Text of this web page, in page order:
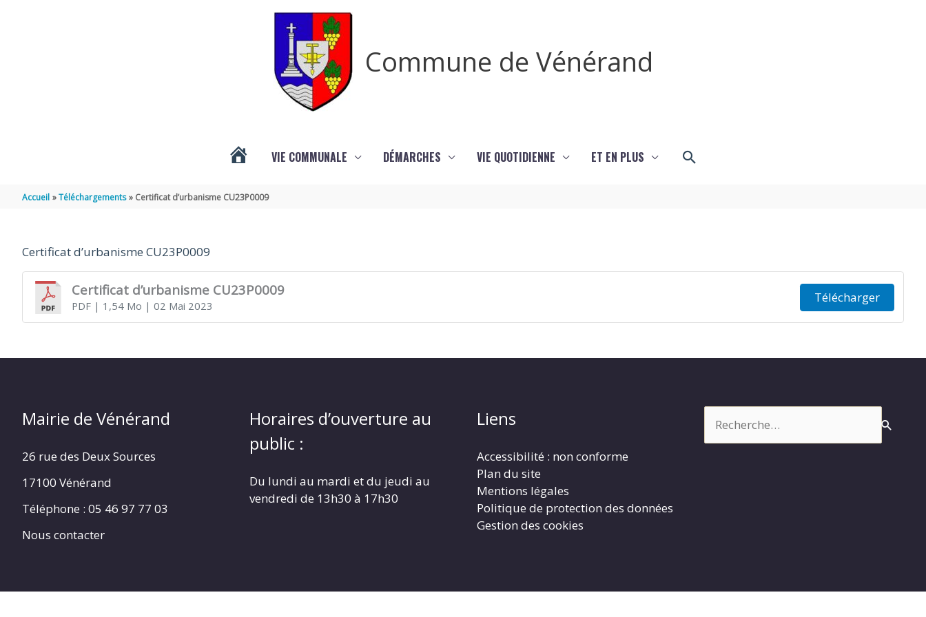
Commune de Vénérand
VIE COMMUNALE DÉMARCHES VIE QUOTIDIENNE ET EN PLUS Rechercher
Accueil Téléchargements Certificat d’urbanisme CU23P0009
Certificat d’urbanisme CU23P0009
Certificat d’urbanisme CU23P0009
PDF| 1,54 Mo | 02 Mai 2023
Télécharger
Mairie de Vénérand
26 rue des Deux Sources
17100 Vénérand
Téléphone : 05 46 97 77 03
Nous contacter
Horaires d’ouverture au
public :
Du lundi au mardi et du jeudi au
vendredi de 13h30 à 17h30
Liens
Accessibilité : non conforme
Plan du site
Mentions légales
Politique de protection des données
Gestion des cookies